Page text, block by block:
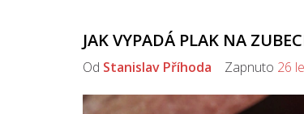
JAK VYPADÁ PLAK NA
Od Stanislav Příhoda Zapnuto 26